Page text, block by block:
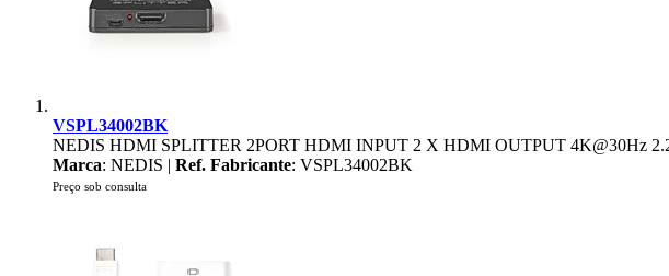
VSPL34002BK
NEDIS HDMI SPLITTER 2PORT HDMI INPUT 2 X HDMI OUTPUT 4K@30Hz
Marca: NEDIS | Ref. Fabricante: VSPL34002BK
Preço sob consulta